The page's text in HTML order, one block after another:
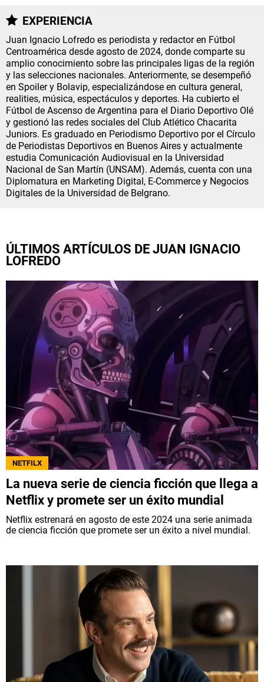
NETFLIX
PRIME VIDEO
APPLE TV+
MÚSICA
CELEBRITIES
PASATIEMPOS
INFLUENCERS
QUIENES SOMOS STAFF |
Escribe en Spoiler
Términos y Condiciones
Políticas de Privacidad
Política Editorial
Ad Choices
Bolavip, al igual que Futbol Sites, es una
compañía perteneciente a Better Collective.
Todos los derechos reservados.
EXPERIENCIA
Juan Ignacio Lofredo es periodista y redactor en Fútbol
Centroamérica desde agosto de 2024, donde comparte su
amplio conocimiento sobre las principales ligas de la región
y las selecciones nacionales. Anteriormente, se desempeñó
en Spoiler y Bolavip, especializándose en cultura general,
realities, música, espectáculos y deportes. Ha cubierto el
Fútbol de Ascenso de Argentina para el Diario Deportivo Olé
y gestionó las redes sociales del Club Atlético Chacarita
Juniors. Es graduado en Periodismo Deportivo por el Círculo
de Periodistas Deportivos en Buenos Aires y actualmente
estudia Comunicación Audiovisual en la Universidad
Nacional de San Martín (UNSAM). Además, cuenta con una
Diplomatura en Marketing Digital, E-Commerce y Negocios
Digitales de la Universidad de Belgrano.
ÚLTIMOS ARTÍCULOS DE JUAN IGNACIO
LOFREDO
NETFILX
La nueva serie de ciencia ficción que llega a
Netflix y promete ser un éxito mundial
Netflix estrenará en agosto de este 2024 una serie animada
de ciencia ficción que promete ser un éxito a nivel mundial.